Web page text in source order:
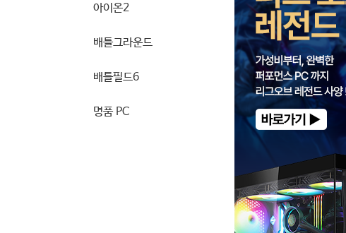
아이온2
배틀그라운드
배틀필드6
명품 PC